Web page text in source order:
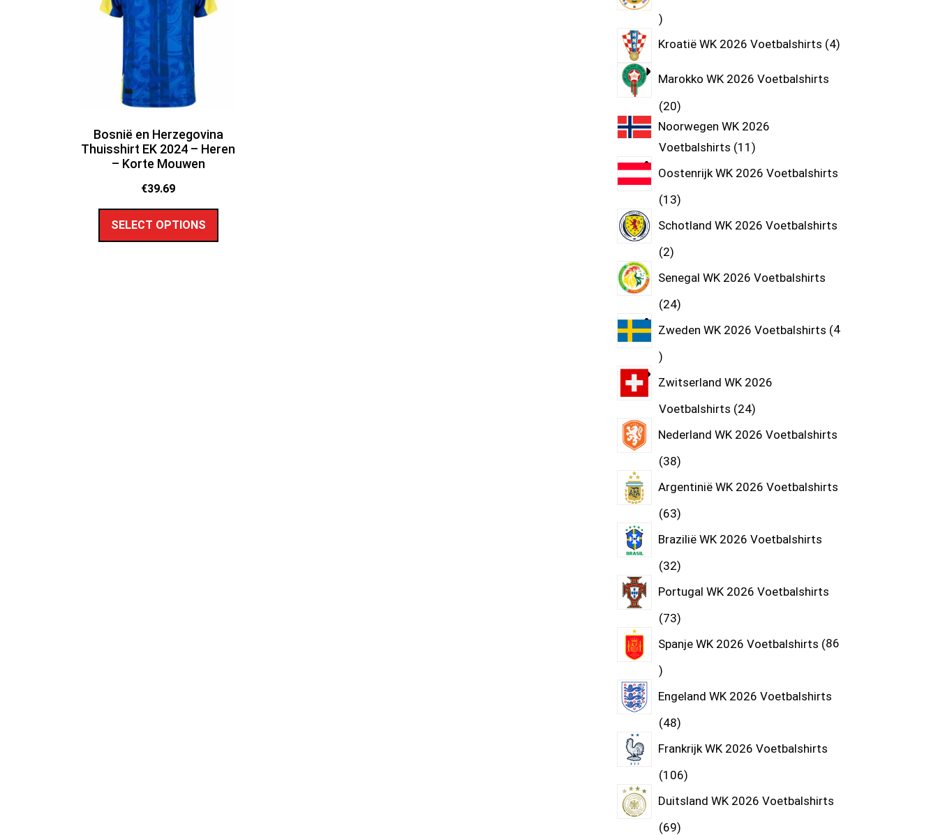
Bosnië en Herzegovina
Thuisshirt EK 2024 – Heren
– Korte Mouwen
€39.69
SELECT OPTIONS
Kroatië WK 2026 Voetbalshirts 4
Marokko WK 2026 Voetbalshirts
20
Noorwegen WK 2026
Voetbalshirts 11
Oostenrijk WK 2026 Voetbalshirts
13
Schotland WK 2026 Voetbalshirts
2
Senegal WK 2026 Voetbalshirts
24
Zweden WK 2026 Voetbalshirts 4
Zwitserland WK 2026
Voetbalshirts 24
Nederland WK 2026 Voetbalshirts
38
Argentinië WK 2026 Voetbalshirts
63
Brazilië WK 2026 Voetbalshirts
32
Portugal WK 2026 Voetbalshirts
73
Spanje WK 2026 Voetbalshirts 86
Engeland WK 2026 Voetbalshirts
48
Frankrijk WK 2026 Voetbalshirts
106
Duitsland WK 2026 Voetbalshirts
69